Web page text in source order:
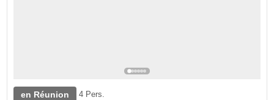
en Réunion 4 Pers.